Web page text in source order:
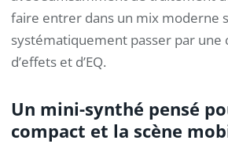
faire entrer dans un mix moderne
systématiquement passer par une
d’effets et d’EQ.
Un mini-synthé pensé
compact et la scène